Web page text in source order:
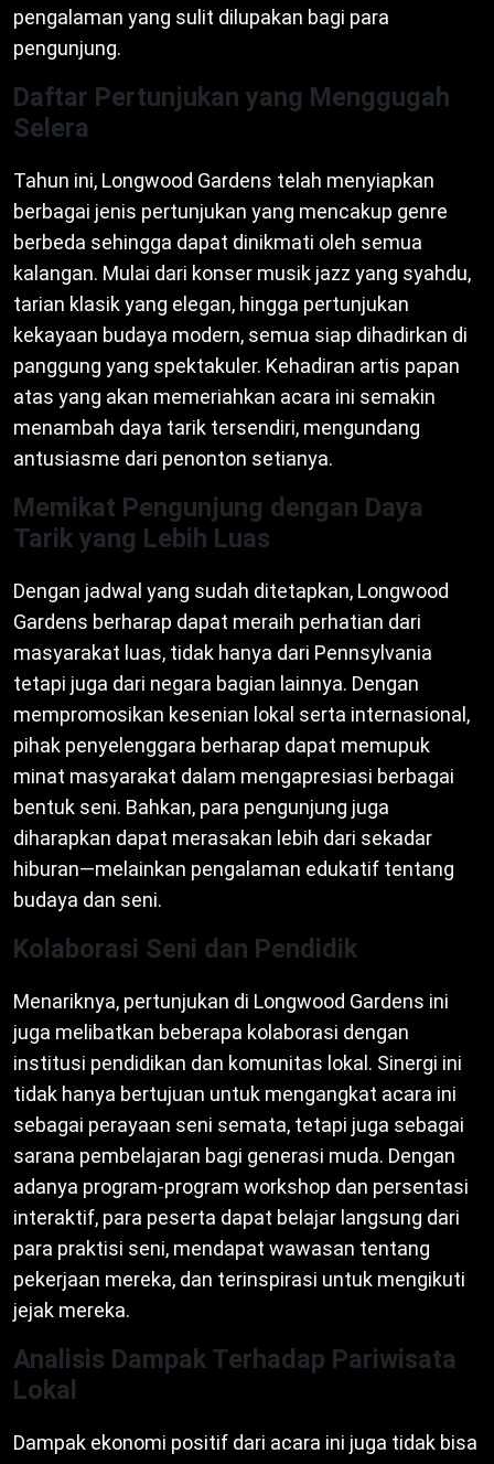
pengalaman yang sulit dilupakan bagi para
pengunjung.
Daftar Pertunjukan yang Menggugah
Selera
Tahun ini, Longwood Gardens telah menyiapkan
berbagai jenis pertunjukan yang mencakup genre
berbeda sehingga dapat dinikmati oleh semua
kalangan. Mulai dari konser musik jazz yang syahdu,
tarian klasik yang elegan, hingga pertunjukan
kekayaan budaya modern, semua siap dihadirkan di
panggung yang spektakuler. Kehadiran artis papan
atas yang akan memeriahkan acara ini semakin
menambah daya tarik tersendiri, mengundang
antusiasme dari penonton setianya.
Memikat Pengunjung dengan Daya
Tarik yang Lebih Luas
Dengan jadwal yang sudah ditetapkan, Longwood
Gardens berharap dapat meraih perhatian dari
masyarakat luas, tidak hanya dari Pennsylvania
tetapi juga dari negara bagian lainnya. Dengan
mempromosikan kesenian lokal serta internasional,
pihak penyelenggara berharap dapat memupuk
minat masyarakat dalam mengapresiasi berbagai
bentuk seni. Bahkan, para pengunjung juga
diharapkan dapat merasakan lebih dari sekadar
hiburan—melainkan pengalaman edukatif tentang
budaya dan seni.
Kolaborasi Seni dan Pendidik
Menariknya, pertunjukan di Longwood Gardens ini
juga melibatkan beberapa kolaborasi dengan
institusi pendidikan dan komunitas lokal. Sinergi ini
tidak hanya bertujuan untuk mengangkat acara ini
sebagai perayaan seni semata, tetapi juga sebagai
sarana pembelajaran bagi generasi muda. Dengan
adanya program-program workshop dan persentasi
interaktif, para peserta dapat belajar langsung dari
para praktisi seni, mendapat wawasan tentang
pekerjaan mereka, dan terinspirasi untuk mengikuti
jejak mereka.
Analisis Dampak Terhadap Pariwisata
Lokal
Dampak ekonomi positif dari acara ini juga tidak bisa